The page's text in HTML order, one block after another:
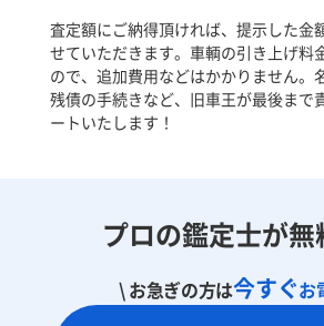
査定額にご納得頂ければ、提示した金
せていただきます。車輌の引き上げ料
ので、追加費用などはかかりません。
残債の手続きなど、旧車王が最後まで
ートいたします！
プロの鑑定士が無
\ お急ぎの方は今すぐお